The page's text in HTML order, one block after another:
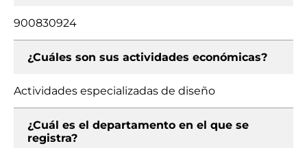
900830924
¿Cuáles son sus actividades económicas?
Actividades especializadas de diseño
¿Cuál es el departamento en el que se
registra?